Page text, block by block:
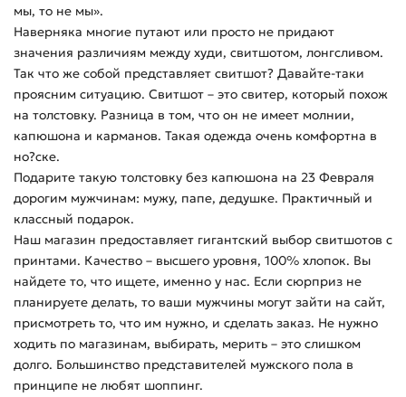
мы, то не мы».
Наверняка многие путают или просто не придают
значения различиям между худи, свитшотом, лонгсливом.
Так что же собой представляет свитшот? Давайте-таки
проясним ситуацию. Свитшот – это свитер, который похож
на толстовку. Разница в том, что он не имеет молнии,
капюшона и карманов. Такая одежда очень комфортна в
но?ске.
Подарите такую толстовку без капюшона на 23 Февраля
дорогим мужчинам: мужу, папе, дедушке. Практичный и
классный подарок.
Наш магазин предоставляет гигантский выбор свитшотов с
принтами. Качество – высшего уровня, 100% хлопок. Вы
найдете то, что ищете, именно у нас. Если сюрприз не
планируете делать, то ваши мужчины могут зайти на сайт,
присмотреть то, что им нужно, и сделать заказ. Не нужно
ходить по магазинам, выбирать, мерить – это слишком
долго. Большинство представителей мужского пола в
принципе не любят шоппинг.